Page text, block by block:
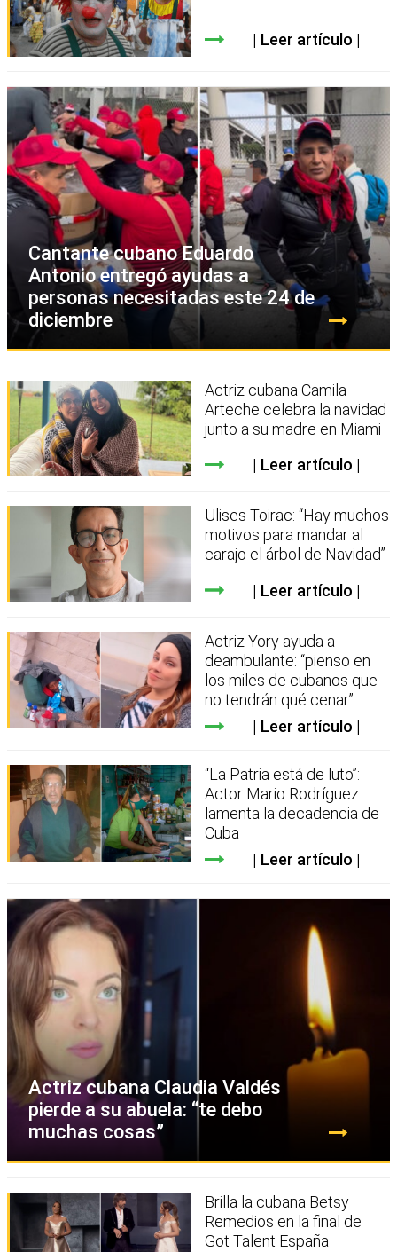
Leer artículo
Cantante cubano Eduardo
Antonio entregó ayudas a
personas necesitadas este 24 de
diciembre
Actriz cubana Camila
Arteche celebra la navidad
junto a su madre en Miami
Leer artículo
Ulises Toirac: “Hay muchos
motivos para mandar al
carajo el árbol de Navidad”
Leer artículo
Actriz Yory ayuda a
deambulante: “pienso en
los miles de cubanos que
no tendrán qué cenar”
Leer artículo
“La Patria está de luto”:
Actor Mario Rodríguez
lamenta la decadencia de
Cuba
Leer artículo
Actriz cubana Claudia Valdés
pierde a su abuela: “te debo
muchas cosas”
Brilla la cubana Betsy
Remedios en la final de
Got Talent España